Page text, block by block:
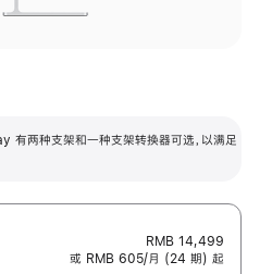
两种支架和一种支架转换器可选，以满足
RMB 14,499
或 RMB 605/月 (24 期) 起